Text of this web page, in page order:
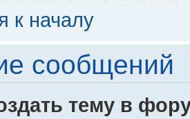
к началу
сообщений
тему в